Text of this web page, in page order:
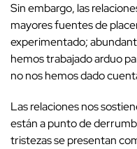
Sin embargo, las
mayores fuentes de
experimentado;
hemos trabajado arduo
no nos hemos dado
Las relaciones nos
están a punto de
tristezas se presentan